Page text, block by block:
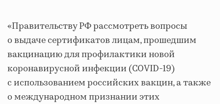
«Правительству РФ рассмотреть вопросы
о выдаче сертификатов лицам, прошедшим
вакцинацию для профилактики новой
коронавирусной инфекции (COVID-19)
с использованием российских вакцин, а также
о международном признании этих